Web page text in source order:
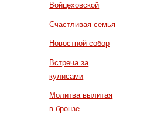
Войцеховской
Счастливая семья
Новостной собор
Встреча за
кулисами
Молитва вылитая
в бронзе